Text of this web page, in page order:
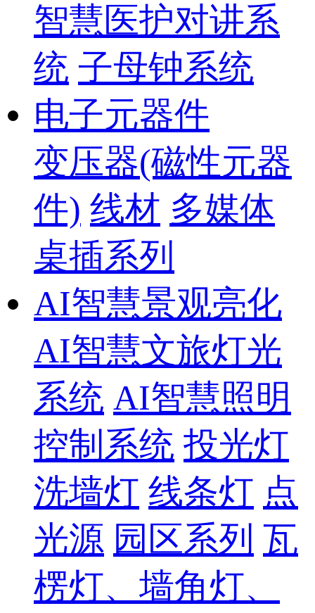
智慧医护对讲系
统 子母钟系统
电子元器件
变压器(磁性元器
件) 线材 多媒体
桌插系列
AI智慧景观亮化
AI智慧文旅灯光
系统 AI智慧照明
控制系统 投光灯
洗墙灯 线条灯 点
光源 园区系列 瓦
楞灯、墙角灯、